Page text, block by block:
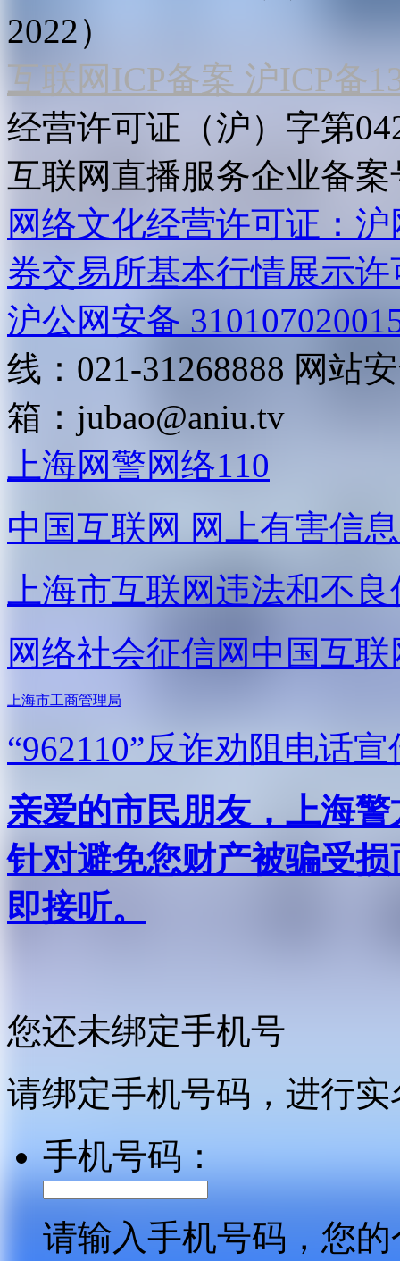
2022）
互联网ICP备案 沪ICP备
经营许可证（沪）字第
互联网直播服务企业备案
网络文化经营许可证：
券交易所基本行情展示许
沪公网安备
线：021-31268888 网站
箱： jubao@aniu.tv
上海网警网络110
中国互联网 网上有害信
上海市互联网违法和不
网络社会征信网 中国互
上海市工商管理局
“962110”反诈劝阻电话宣
亲爱的市民朋友，上海
针对避免您财产被骗受
即接听。
您还未绑定手机号
请绑定手机号码，进行
手机号码：
请输入手机号码，您